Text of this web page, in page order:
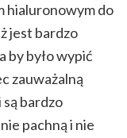
hialuronowym do
jest bardzo
by było wypić
zauważalną
bardzo
pachną i nie